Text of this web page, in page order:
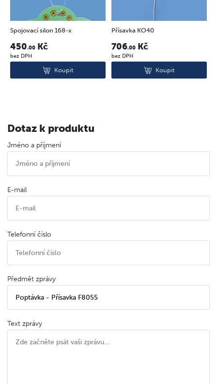
Spojovací silon 168-x
450.00 Kč
bez DPH
Koupit
Přísavka KO40
706.00 Kč
bez DPH
Koupit
Dotaz k produktu
Jméno a příjmení
E-mail
Telefonní číslo
Předmět zprávy
Text zprávy